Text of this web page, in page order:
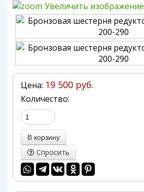
Увеличить изображение
Цена: 19 500 руб.
Количество:
Спросить